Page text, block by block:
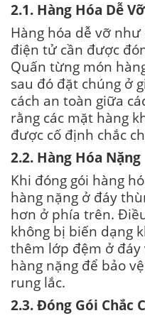
2.1. Hàng Hóa Dễ Vỡ
Hàng hóa dễ vỡ
điện tử cần được
Quấn từng món
sau đó đặt chúng ở
cách an toàn giữa
rằng các mặt hàng
được cố định chắc
2.2. Hàng Hóa Nặng
Khi đóng gói hàng
hàng nặng ở đáy
hơn ở phía trên.
không bị biến dạng
thêm lớp đệm ở đáy
hàng nặng để bảo
rung lắc.
2.3. Đóng Gói Chắc